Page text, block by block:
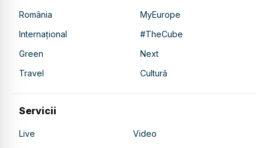
România
MyEurope
Internațional
#TheCube
Green
Next
Travel
Cultură
Servicii
Live Video